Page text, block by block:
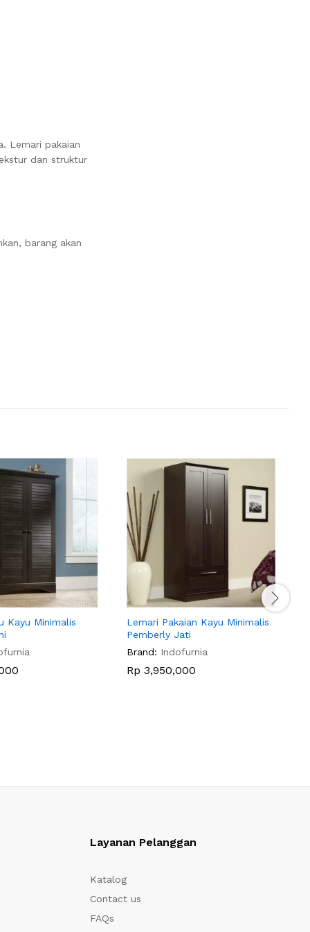
Lemari pakaian
dan struktur
barang akan
Kayu Minimalis
Lemari Pakaian Kayu Minimalis
Pemberly Jati
Brand: Indofurnia
Rp 3,950,000
Layanan Pelanggan
Katalog
Contact us
FAQs